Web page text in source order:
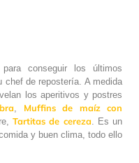
conseguir los últimos
chef de repostería. A medida
los aperitivos y postres
Muffins de maíz con
Tartitas de cereza . Es un
y buen clima, todo ello